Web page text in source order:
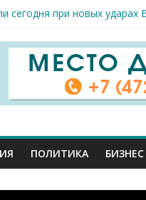
сегодня при новых
поздравления с
в Старом Осколе
открылась в Старом
ПОЛИТИКА БИЗНЕС